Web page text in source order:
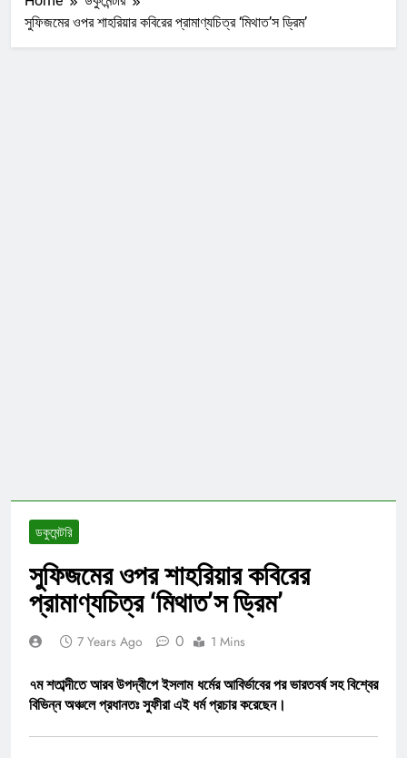
সুফিজমের ওপর শাহরিয়ার কবিরের প্রামাণ্যচিত্র ‘মিথাত’স ড্রিম’
ডকুমেন্টরি
সুফিজমের ওপর শাহরিয়ার কবিরের
প্রামাণ্যচিত্র ‘মিথাত’স ড্রিম’
7 Years Ago 0 1 Mins
৭ম শতাব্দীতে আরব উপদ্বীপে ইসলাম ধর্মের আবির্ভাবের পর ভারতবর্ষ সহ বিশ্বের
বিভিন্ন অঞ্চলে প্রধানতঃ সুফীরা এই ধর্ম প্রচার করেছেন।